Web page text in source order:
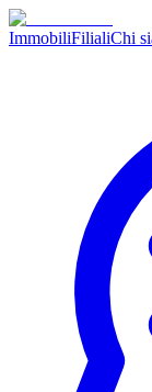
ImmobiliFilialiChi